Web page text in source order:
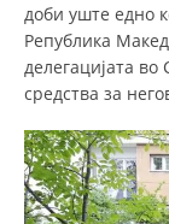
доби уште едно
Република
делегацијата
средства за